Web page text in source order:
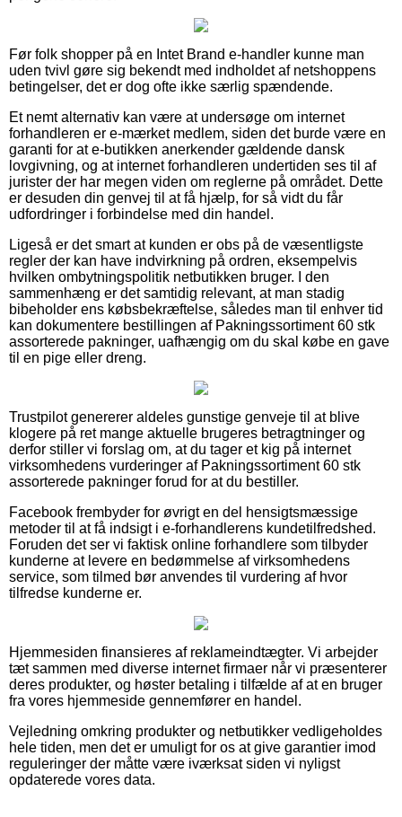
Før folk shopper på en Intet Brand e-handler kunne man
uden tvivl gøre sig bekendt med indholdet af netshoppens
betingelser, det er dog ofte ikke særlig spændende.
Et nemt alternativ kan være at undersøge om internet
forhandleren er e-mærket medlem, siden det burde være en
garanti for at e-butikken anerkender gældende dansk
lovgivning, og at internet forhandleren undertiden ses til af
jurister der har megen viden om reglerne på området. Dette
er desuden din genvej til at få hjælp, for så vidt du får
udfordringer i forbindelse med din handel.
Ligeså er det smart at kunden er obs på de væsentligste
regler der kan have indvirkning på ordren, eksempelvis
hvilken ombytningspolitik netbutikken bruger. I den
sammenhæng er det samtidig relevant, at man stadig
bibeholder ens købsbekræftelse, således man til enhver tid
kan dokumentere bestillingen af Pakningssortiment 60 stk
assorterede pakninger, uafhængig om du skal købe en gave
til en pige eller dreng.
Trustpilot genererer aldeles gunstige genveje til at blive
klogere på ret mange aktuelle brugeres betragtninger og
derfor stiller vi forslag om, at du tager et kig på internet
virksomhedens vurderinger af Pakningssortiment 60 stk
assorterede pakninger forud for at du bestiller.
Facebook frembyder for øvrigt en del hensigtsmæssige
metoder til at få indsigt i e-forhandlerens kundetilfredshed.
Foruden det ser vi faktisk online forhandlere som tilbyder
kunderne at levere en bedømmelse af virksomhedens
service, som tilmed bør anvendes til vurdering af hvor
tilfredse kunderne er.
Hjemmesiden finansieres af reklameindtægter. Vi arbejder
tæt sammen med diverse internet firmaer når vi præsenterer
deres produkter, og høster betaling i tilfælde af at en bruger
fra vores hjemmeside gennemfører en handel.
Vejledning omkring produkter og netbutikker vedligeholdes
hele tiden, men det er umuligt for os at give garantier imod
reguleringer der måtte være iværksat siden vi nyligst
opdaterede vores data.